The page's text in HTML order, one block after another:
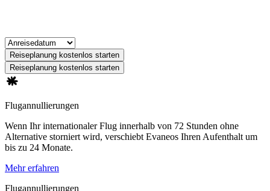
Reiseplanung kostenlos starten
Reiseplanung kostenlos starten
Flugannullierungen
Wenn Ihr internationaler Flug innerhalb von 72 Stunden ohne
Alternative storniert wird, verschiebt Evaneos Ihren Aufenthalt um
bis zu 24 Monate.
Mehr erfahren
Flugannullierungen